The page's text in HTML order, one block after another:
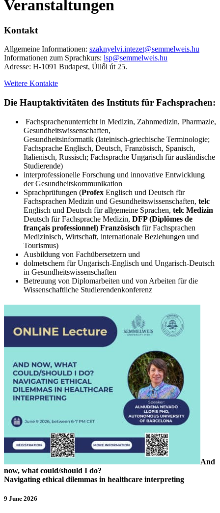
Veranstaltungen
Kontakt
Allgemeine Informationen: szaknyelvi.intezet@semmelweis.hu
Informationen zum Sprachkurs: lsp@semmelweis.hu
Adresse: H-1091 Budapest, Üllői út 25.
Weitere Kontakte
Die Hauptaktivitäten des Instituts für Fachsprachen:
Fachsprachenunterricht in Medizin, Zahnmedizin, Pharmazie,
Gesundheitswissenschaften,
Gesundheitsinformatik (lateinisch-griechische Terminologie;
Fachsprache Englisch, Deutsch, Französisch, Spanisch,
Italienisch, Russisch; Fachsprache Ungarisch für ausländische
Studierende)
interprofessionelle Forschung und innovative Entwicklung
der Gesundheitskommunikation
Sprachprüfungen (Profex Englisch und Deutsch für
Fachsprachen Medizin und Gesundheitswissenschaften, telc
Englisch und Deutsch für allgemeine Sprachen, telc Medizin
Deutsch für Fachsprache Medizin, DFP (Diplômes de
français professionnel) Französisch für Fachsprachen
Medizinisch, Wirtschaft, internationale Beziehungen und
Tourismus)
Ausbildung von Fachübersetzern und
dolmetschern für Ungarisch-Englisch und Ungarisch-Deutsch
in Gesundheitswissenschaften
Betreuung von Diplomarbeiten und von Arbeiten für die
Wissenschaftliche Studierendenkonferenz
And
now, what could/should I do?
Navigating ethical dilemmas in healthcare interpreting
9 June 2026